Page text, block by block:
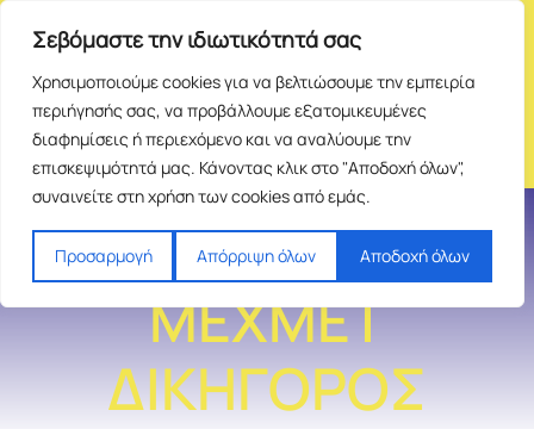
Σεβόμαστε την ιδιωτικότητά σας
Χρησιμοποιούμε cookies για να βελτιώσουμε την εμπειρία
περιήγησής σας, να προβάλλουμε εξατομικευμένες
διαφημίσεις ή περιεχόμενο και να αναλύουμε την
επισκεψιμότητά μας. Κάνοντας κλικ στο "Αποδοχή όλων",
συναινείτε στη χρήση των cookies από εμάς.
Προσαρμογή Απόρριψη όλων Αποδοχή όλων
ΑΛΗ ΚΕΧΑΓΙΑ
ΜΕΧΜΕΤ
ΔΙΚΗΓΟΡΟΣ